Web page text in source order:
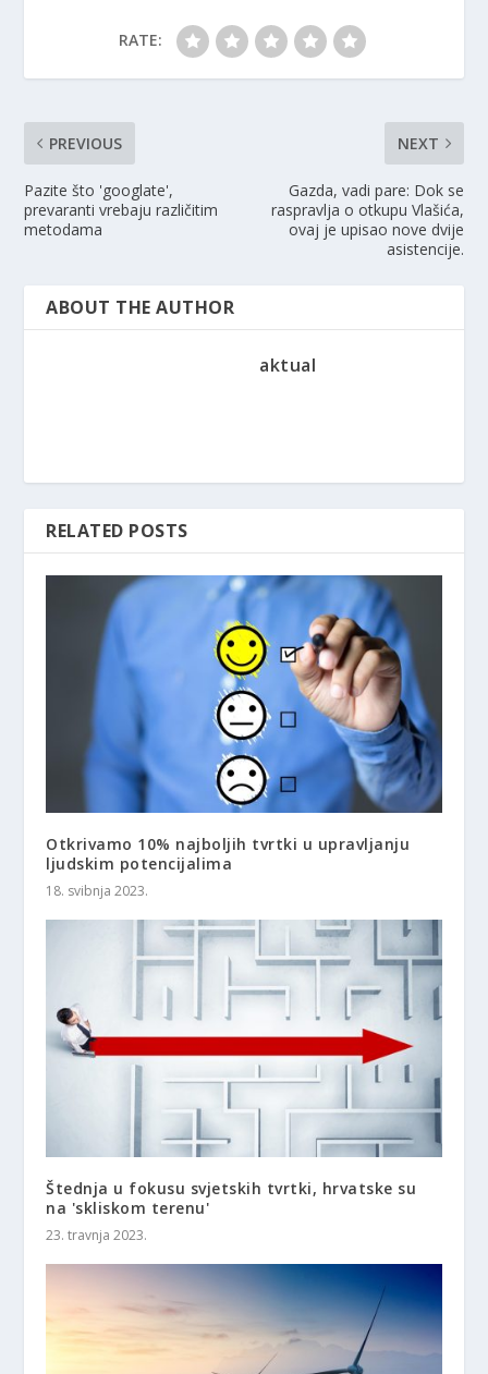
RATE:
PREVIOUS
Pazite što 'googlate',
prevaranti vrebaju različitim
metodama
NEXT
Gazda, vadi pare: Dok se
raspravlja o otkupu Vlašića,
ovaj je upisao nove dvije
asistencije.
ABOUT THE AUTHOR
aktual
RELATED POSTS
Otkrivamo 10% najboljih tvrtki u upravljanju
ljudskim potencijalima
18. svibnja 2023.
Štednja u fokusu svjetskih tvrtki, hrvatske su
na 'skliskom terenu'
23. travnja 2023.